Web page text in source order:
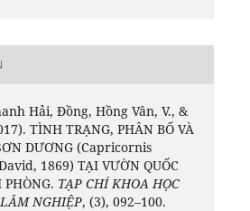
Hải, Đồng, Hồng Vân, V., &
TÌNH TRẠNG, PHÂN BỐ VÀ
DƯƠNG (Capricornis
1869) TẠI VƯỜN QUỐC
TẠP CHÍ KHOA HỌC
NGHIỆP, (3), 092–100.